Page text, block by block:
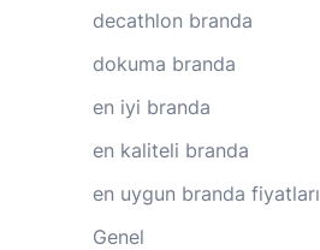
decathlon branda
dokuma branda
en iyi branda
en kaliteli branda
en uygun branda fiyatları
Genel